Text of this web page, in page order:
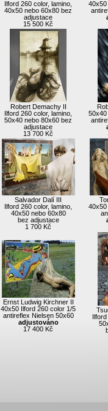
Ilford 260 color, lamino,
40x50 nebo 60x80 bez
adjustace
15 500 Kč
40x50
Robert Demachy II
Ilford 260 color, lamino,
50x40 nebo 80x60 bez
adjustace
13 700 Kč
50x40
Salvador Dalí III
Ilford 260 color, lamino,
40x50 nebo 60x80
bez adjustace
1 700 Kč
40x50
Ernst Ludwig Kirchner II
40x50 Ilford 260 color 1/5
antireflex Nielsen 50x60
adjustováno
17 400 Kč